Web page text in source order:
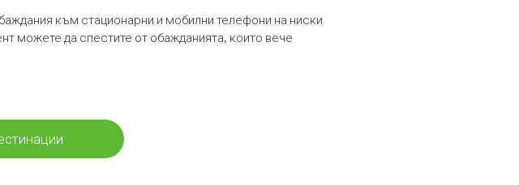
към стационарни и мобилни телефони на ниски
можете да спестите от обажданията, които вече